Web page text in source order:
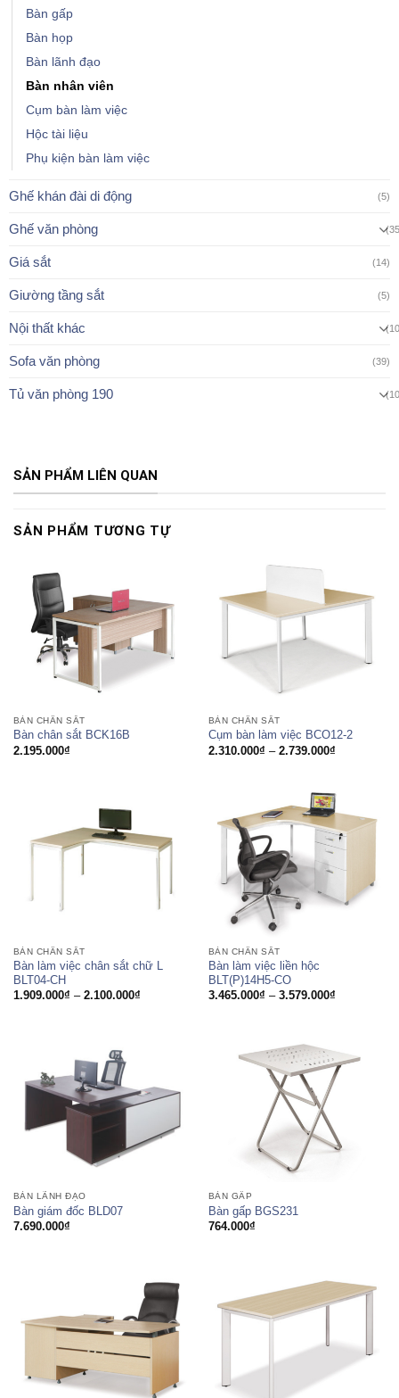
Bàn gấp
Bàn họp
Bàn lãnh đạo
Bàn nhân viên
Cụm bàn làm việc
Hộc tài liệu
Phụ kiện bàn làm việc
Ghế khán đài di động (5)
Ghế văn phòng
Giá sắt (14)
Giường tầng sắt (5)
Nội thất khác
Sofa văn phòng (39)
Tủ văn phòng 190
SẢN PHẨM LIÊN QUAN
SẢN PHẨM TƯƠNG TỰ
BÀN CHÂN SẮT
Bàn chân sắt BCK16B
2.195.000₫
BÀN CHÂN SẮT
Cụm bàn làm việc BCO12-2
2.310.000₫ – 2.739.000₫Khoảng
đến
2.739.000₫
BÀN CHÂN SẮT
Bàn làm việc chân sắt chữ L
BLT04-CH
1.909.000₫ – 2.100.000₫Khoảng
BÀN CHÂN SẮT
Bàn làm việc liền hộc
BLT(P)14H5-CO
3.465.000₫ – 3.579.000₫Khoảng
BÀN LÃNH ĐẠO
Bàn giám đốc BLD07
7.690.000₫
BÀN GẤP
Bàn gấp BGS231
764.000₫